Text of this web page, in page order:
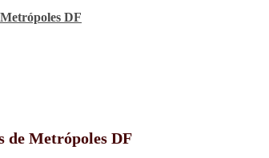
Metrópoles DF
de Metrópoles DF